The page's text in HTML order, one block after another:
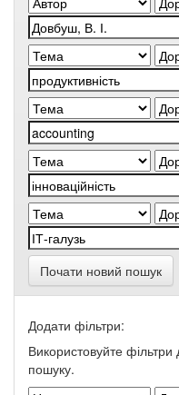
Почати новий пошук
Додати фільтри:
Використовуйте фільтри
пошуку.